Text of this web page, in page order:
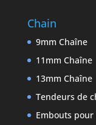
Chain
9mm Chaîne
11mm Chaîne
13mm Chaîne
Tendeurs de
Embouts pour